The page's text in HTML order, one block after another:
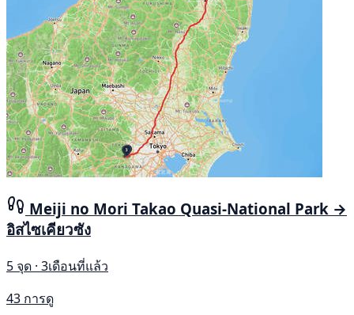
Meiji no Mori Takao Quasi-National Park →
อิสไซเคียวซัง
5 จุด · 3เดือนที่แล้ว
43 การดู